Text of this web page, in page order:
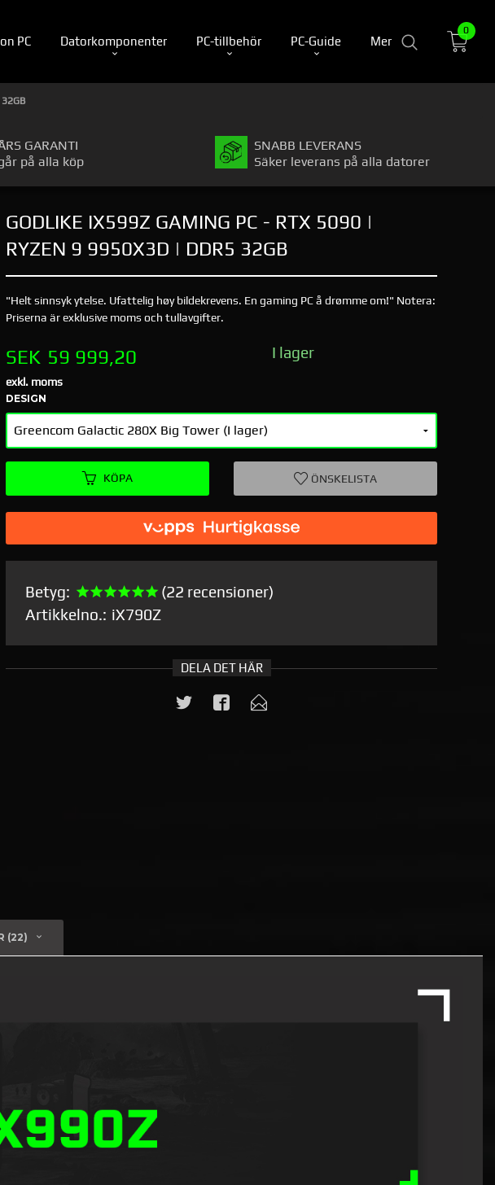
PC Datorkomponenter PC-tillbehör PC-Guide Mer
0
GARANTI
på alla köp
SNABB LEVERANS
Säker leverans på alla datorer
GODLIKE IX599Z GAMING PC - RTX 5090 |
RYZEN 9 9950X3D | DDR5 32GB
"Helt sinnsyk ytelse. Ufattelig høy bildekrevens. En gaming PC å drømme om!" Notera:
Priserna är exklusive moms och tullavgifter.
Pris
SEK 59 999,20
exkl. moms
I lager
DESIGN
KÖPA ÖNSKELISTA
Betyg:
(22 recensioner)
Artikkelno.: iX790Z
DELA DET HÄR
(22)